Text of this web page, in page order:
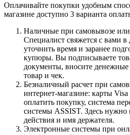
Оплачивайте покупки удобным
магазине доступно 3 варианта
Наличные при самовывозе или
Специалист свяжется с вами в
уточнить время и заранее
купюры. Вы подписываете
документы, вносите денежные
товар и чек.
Безналичный расчет при
интернет-магазине: карты
оплатить покупку, система
системы ASSIST. Здесь нужно
действия и имя держателя.
Электронные системы при